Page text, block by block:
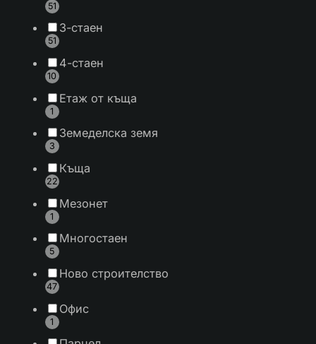
51
3-стаен
51
4-стаен
10
Етаж от къща
1
Земеделска земя
3
Къща
22
Мезонет
1
Многостаен
5
Ново строителство
47
Офис
1